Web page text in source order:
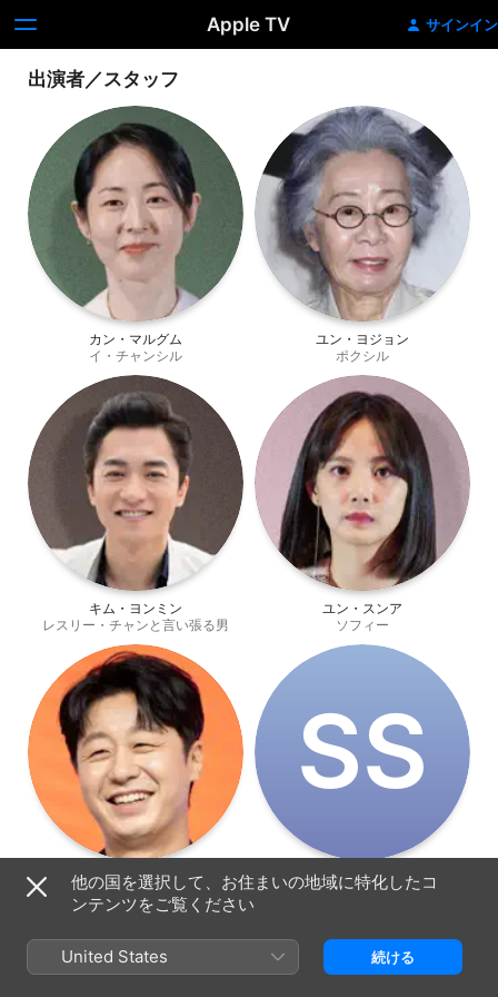
Apple TV サインイン
出演者／スタッフ
カン・マルグム
イ・チャンシル
ユン・ヨジョン
ポクシル
キム・ヨンミン
レスリー・チャンと言い張る男
ユン・スンア
ソフィー
ペ・ユラム
キム・ヨン
S‌S
Seo Sang-Won
Director Ji
他の国を選択して、お住まいの地域に特化したコ
ンテンツをご覧ください
United States 続ける